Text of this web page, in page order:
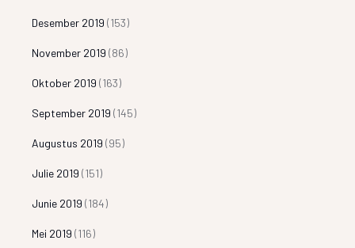
Desember 2019 (153)
November 2019 (86)
Oktober 2019 (163)
September 2019 (145)
Augustus 2019 (95)
Julie 2019 (151)
Junie 2019 (184)
Mei 2019 (116)